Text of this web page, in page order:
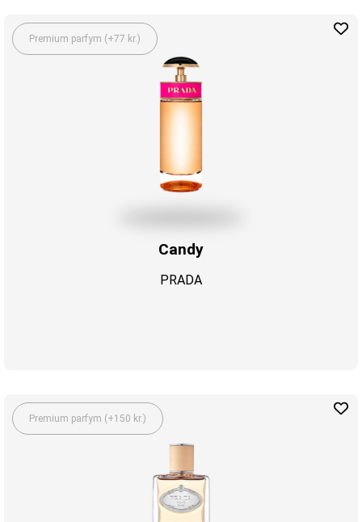
Premium parfym (+77 kr.)
Candy
PRADA
Premium parfym (+150 kr.)